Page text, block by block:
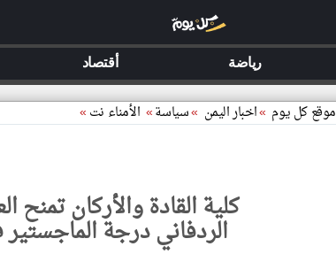
موقع كل يوم »اخبار اليمن »سياسة» الأمناء نت»
كلية القادة والأركان تمنح
الردفاني درجة
رياضة أقتصاد